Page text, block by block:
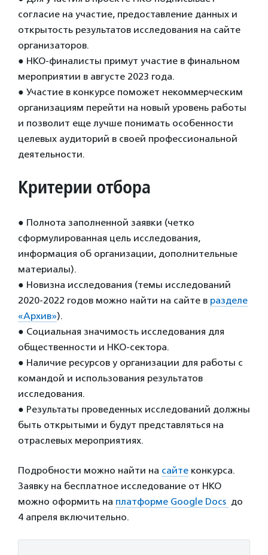
согласие на участие, предоставление данных и
открытость результатов исследования на сайте
организаторов.
● НКО-финалисты примут участие в финальном
мероприятии в августе 2023 года.
● Участие в конкурсе поможет некоммерческим
организациям перейти на новый уровень работы
и позволит еще лучше понимать особенности
целевых аудиторий в своей профессиональной
деятельности.
Критерии отбора
● Полнота заполненной заявки (четко
сформулированная цель исследования,
информация об организации, дополнительные
материалы).
● Новизна исследования (темы исследований
2020-2022 годов можно найти на сайте в разделе
«Архив»).
● Социальная значимость исследования для
общественности и НКО-сектора.
● Наличие ресурсов у организации для работы с
командой и использования результатов
исследования.
● Результаты проведенных исследований должны
быть открытыми и будут представляться на
отраслевых мероприятиях.
Подробности можно найти на сайте конкурса.
Заявку на бесплатное исследование от НКО
можно оформить на платформе Google Docs до
4 апреля включительно.